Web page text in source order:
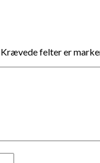
Krævede felter er